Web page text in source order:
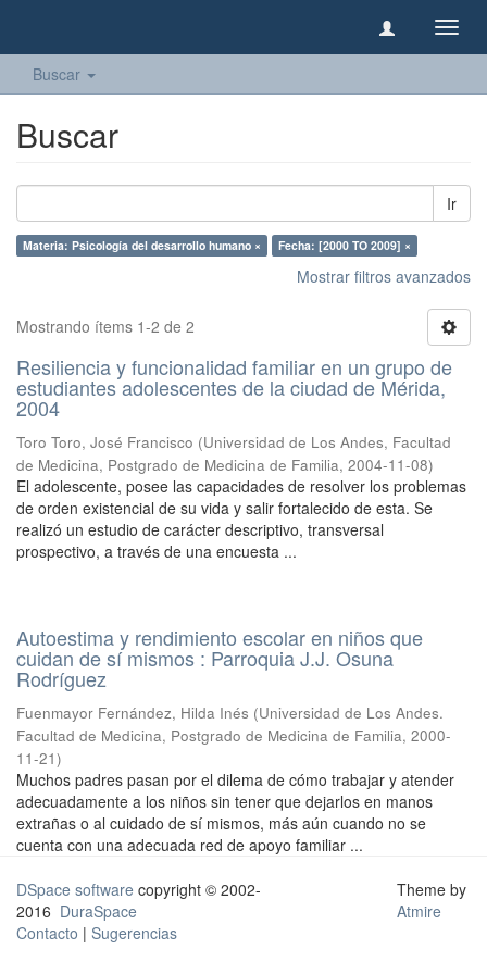
Buscar
Buscar
Ir
Materia: Psicología del desarrollo humano × Fecha: [2000 TO 2009] ×
Mostrar filtros avanzados
Mostrando ítems 1-2 de 2
Resiliencia y funcionalidad familiar en un grupo de
estudiantes adolescentes de la ciudad de Mérida,
2004
Toro Toro, José Francisco (Universidad de Los Andes, Facultad
de Medicina, Postgrado de Medicina de Familia, 2004-11-08)
El adolescente, posee las capacidades de resolver los problemas
de orden existencial de su vida y salir fortalecido de esta. Se
realizó un estudio de carácter descriptivo, transversal
prospectivo, a través de una encuesta ...
Autoestima y rendimiento escolar en niños que
cuidan de sí mismos : Parroquia J.J. Osuna
Rodríguez
Fuenmayor Fernández, Hilda Inés (Universidad de Los Andes.
Facultad de Medicina, Postgrado de Medicina de Familia, 2000-
11-21)
Muchos padres pasan por el dilema de cómo trabajar y atender
adecuadamente a los niños sin tener que dejarlos en manos
extrañas o al cuidado de sí mismos, más aún cuando no se
cuenta con una adecuada red de apoyo familiar ...
DSpace software copyright © 2002-
2016 DuraSpace
Contacto | Sugerencias
Theme by
Atmire